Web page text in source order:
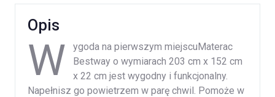
Opis
W
ygoda na pierwszym miejscuMaterac
Bestway o wymiarach 203 cm x 152 cm
x 22 cm jest wygodny i funkcjonalny.
Napełnisz go powietrzem w parę chwil. Pomoże w